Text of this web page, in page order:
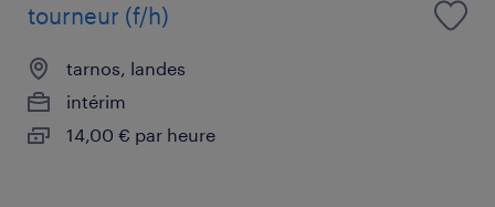
tourneur (f/h)
tarnos, landes
intérim
14,00 € par heure